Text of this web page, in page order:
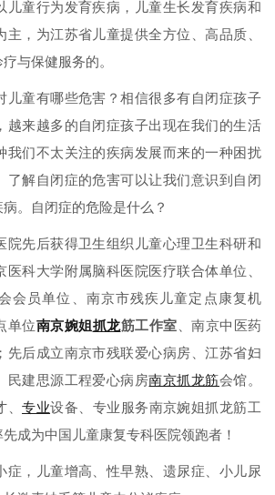
儿童行为发育疾病，儿童生长发育疾病和
主，为江苏省儿童提供全方位、高品质、
与保健服务的。
童有哪些危害？相信很多有自闭症孩子
越来越多的自闭症孩子出现在我们的生活
我们不太关注的疾病发展而来的一种困扰
了解自闭症的危害可以让我们意识到自闭
。自闭症的危险是什么？
先后获得卫生组织儿童心理卫生科研和
科大学附属脑科医院医疗联合体单位、
会员单位、南京市残疾儿童定点康复机
单位南京婉姐抓龙筋工作室、南京中医药
先后成立南京市残联爱心病房、江苏省妇
民建思源工程爱心病房南京抓龙筋会馆。
、专业设备、专业服务南京婉姐抓龙筋工
成为中国儿童康复专科医院领跑者！
，儿童增高、性早熟、遗尿症、小儿尿